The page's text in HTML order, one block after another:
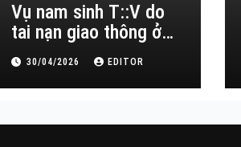
Vụ nam sinh T::V do
tai nạn giao thông ở
Đắk Lắk
30/04/2026 EDITOR